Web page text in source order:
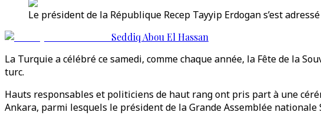
Le président de la République Recep Tayyip Erdogan s’est
Seddiq Abou El Hassan
La Turquie a célébré ce samedi, comme chaque année, la Fête de la
turc.
Hauts responsables et politiciens de haut rang ont pris part à une
Ankara, parmi lesquels le président de la Grande Assemblée